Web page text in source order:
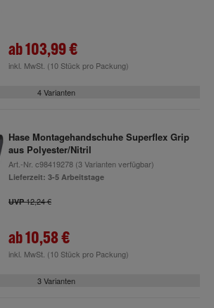
ab103,99 €
inkl. MwSt. (10 Stück pro Packung)
4 Varianten
Hase Montagehandschuhe Superflex Grip
aus Polyester/Nitril
Art.-Nr. c98419278(3 Varianten verfügbar)
Lieferzeit: 3-5 Arbeitstage
UVP12,24 €
ab10,58 €
inkl. MwSt. (10 Stück pro Packung)
3 Varianten